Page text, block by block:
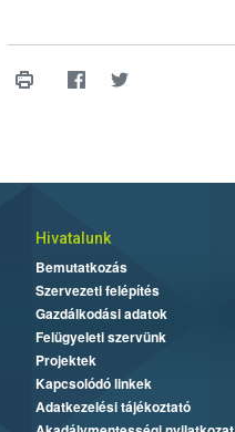
Hivatalunk
Bemutatkozás
Szervezeti felépítés
Gazdálkodási adatok
Felügyeleti szervünk
Projektek
Kapcsolódó linkek
Adatkezelési tájékoztató